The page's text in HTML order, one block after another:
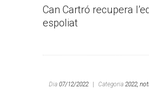
Can Cartró recupera
espoliat
Dia 07/12/2022 Categoria 2022,